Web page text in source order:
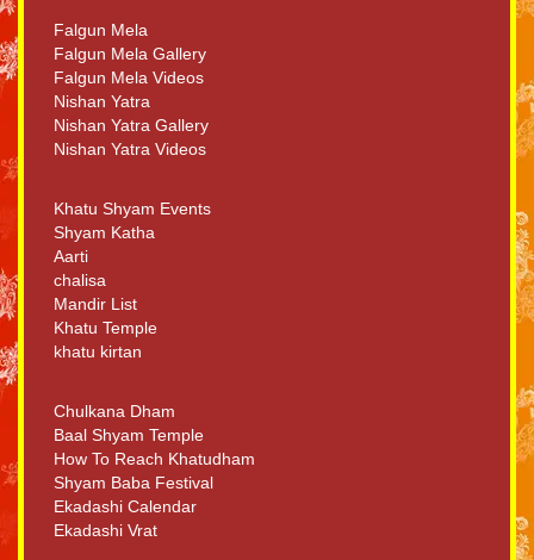
Falgun Mela
Falgun Mela Gallery
Falgun Mela Videos
Nishan Yatra
Nishan Yatra Gallery
Nishan Yatra Videos
Khatu Shyam Events
Shyam Katha
Aarti
chalisa
Mandir List
Khatu Temple
khatu kirtan
Chulkana Dham
Baal Shyam Temple
How To Reach Khatudham
Shyam Baba Festival
Ekadashi Calendar
Ekadashi Vrat